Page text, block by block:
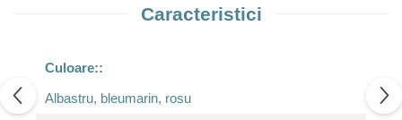
Caracteristici
Culoare::
Albastru, bleumarin, rosu